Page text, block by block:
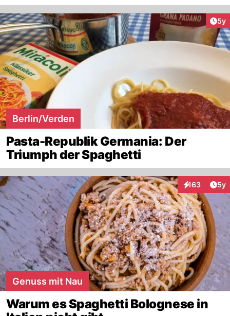
5y
Berlin/Verden
Pasta-Republik Germania: Der
Triumph der Spaghetti
163
Interaktionen
5y
Genuss mit Nau
Warum es Spaghetti Bolognese in